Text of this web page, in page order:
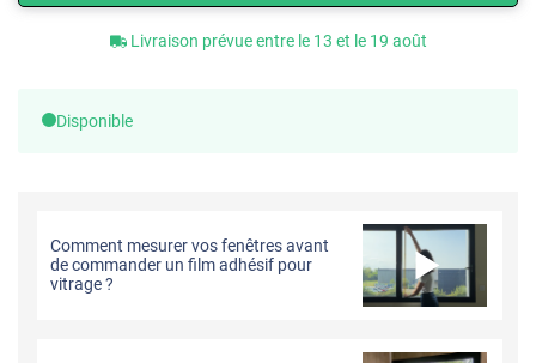
Livraison prévue entre le 13 et le 19 août
Disponible
Comment mesurer vos fenêtres avant
de commander un film adhésif pour
vitrage ?